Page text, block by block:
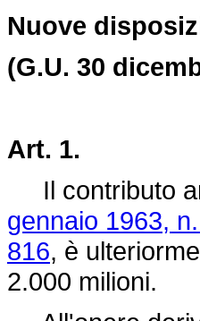
Nuove
(G.U. 30
Art. 1.
Il contributo
gennaio 1963,
816, è
2.000 milioni.